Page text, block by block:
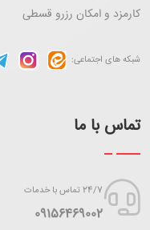
کارمزد و امکان رزرو قسطی
شبکه های اجتماعی:
تماس با ما
24/7 تماس با خدمات
‪09156469002